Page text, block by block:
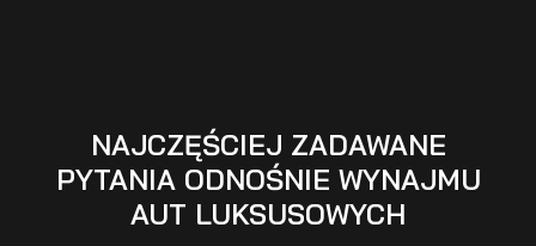
NAJCZĘŚCIEJ ZADAWANE
PYTANIA ODNOŚNIE WYNAJMU
AUT LUKSUSOWYCH